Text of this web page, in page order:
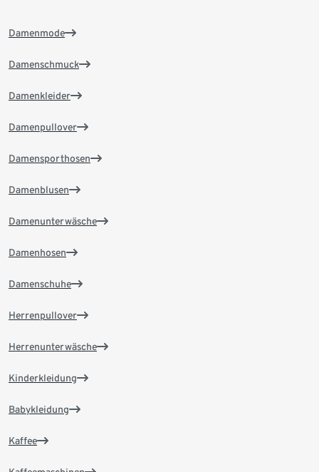
Damenmode
Damenschmuck
Damenkleider
Damenpullover
Damensporthosen
Damenblusen
Damenunterwäsche
Damenhosen
Damenschuhe
Herrenpullover
Herrenunterwäsche
Kinderkleidung
Babykleidung
Kaffee